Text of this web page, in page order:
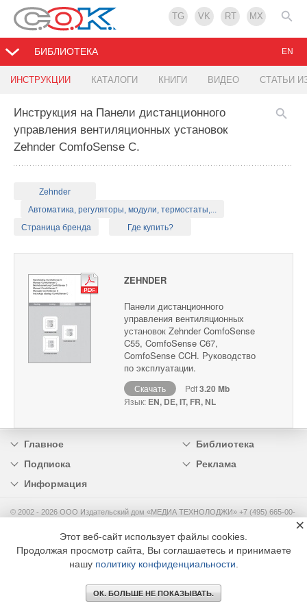
TG VK RT MX
БИБЛИОТЕКА
ИНСТРУКЦИИ КАТАЛОГИ КНИГИ ВИДЕО СТАТЬИ
EN
Инструкция на Панели дистанционного
управления вентиляционных установок
Zehnder ComfoSense C.
Zehnder
Автоматика, регуляторы, модули, термостаты,...
Страница бренда
Где купить?
ZEHNDER
Панели дистанционного
управления вентиляционных
установок Zehnder ComfoSense
C55, ComfoSense C67,
ComfoSense CCH. Руководство
по эксплуатации.
Скачать Pdf3.20 Mb
Язык: EN, DE, IT, FR, NL
Главное
Библиотека
Подписка
Реклама
Информация
© 2002 - 2026 OOO Издательский дом «МЕДИА ТЕХНОЛОДЖИ» +7 (495) 665-00-
Этот веб-сайт использует файлы cookies.
Продолжая просмотр сайта, Вы соглашаетесь и принимаете
нашу политику конфиденциальности
ОК. БОЛЬШЕ НЕ ПОКАЗЫВАТЬ.
×